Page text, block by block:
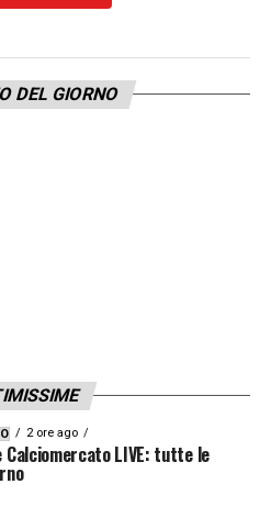
Samuele Inacio,
deal with Borussia
is at final
TOP NEWS
DEL GIORNO
2 ore ago
Calciomercato LIVE: tutte le